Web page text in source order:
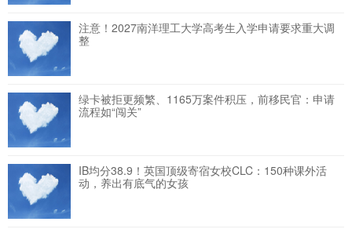
注意！2027南洋理工大学高考生入学申请要求重大调
整
绿卡被拒更频繁、1165万案件积压，前移民官：申请
流程如“闯关”
IB均分38.9！英国顶级寄宿女校CLC：150种课外活
动，养出有底气的女孩